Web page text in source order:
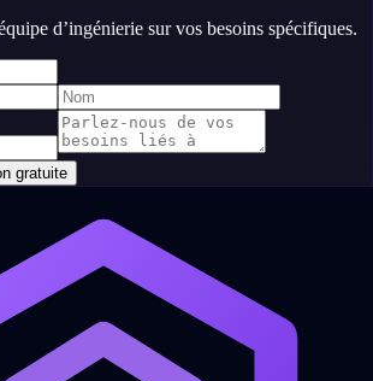
d’ingénierie sur vos besoins spécifiques.
gratuite